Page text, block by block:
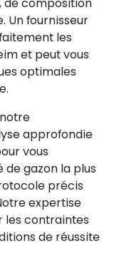
Un fournisseur
les
et peut vous
optimales
notre
approfondie
vous
gazon la plus
précis
expertise
les contraintes
de réussite